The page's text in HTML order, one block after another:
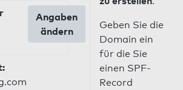
Angaben
ändern
Geben Sie die
Domain ein
für die Sie
einen SPF-
Record